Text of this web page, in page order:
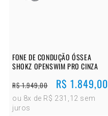
FONE DE CONDUÇÃO ÓSSEA
SHOKZ OPENSWIM PRO CINZA
Preço
normal
R$ 1.949,00
Preço
promocional
R$ 1.849,00
ou 8x de R$ 231,12 sem
juros